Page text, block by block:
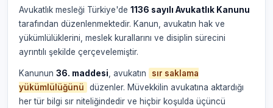
Avukatlık mesleği Türkiye'de 1136 sayılı Avukatlık Kanunu
tarafından düzenlenmektedir. Kanun, avukatın hak ve
yükümlülüklerini, meslek kurallarını ve disiplin sürecini
ayrıntılı şekilde çerçevelemiştir.
Kanunun 36. maddesi , avukatın
sır saklama
yükümlülüğünü
düzenler. Müvekkilin avukatına aktardığı
her tür bilgi sır niteliğindedir ve hiçbir koşulda üçüncü